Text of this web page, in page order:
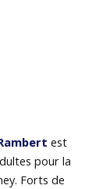
est
pour la
Forts de